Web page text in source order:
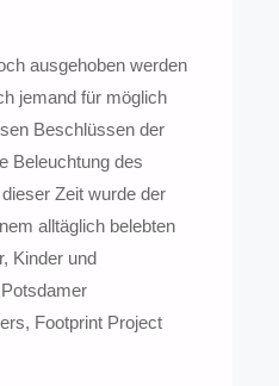
ausgehoben werden
jemand für möglich
Beschlüssen der
Beleuchtung des
Zeit wurde der
alltäglich belebten
Kinder und
Footprint Project